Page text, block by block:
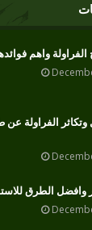
الفراولة واهم
الفراولة عن
وافضل الطرق